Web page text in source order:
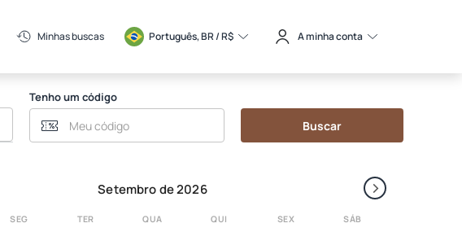
Minhas buscas Português, BR / R$ A minha conta
Tenho um código
Buscar
›
Setembro de 2026
SEG TER QUA QUI SEX SÁB